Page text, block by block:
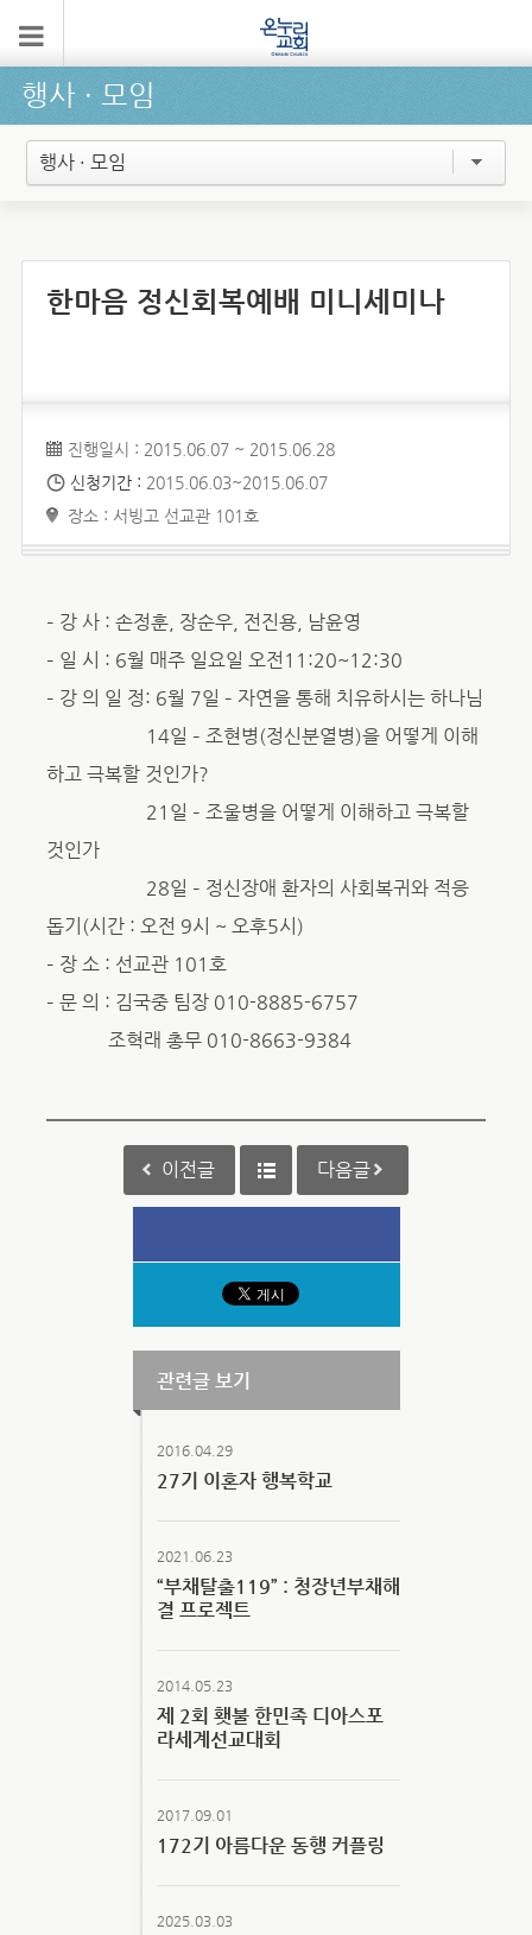
행사 ∙ 모임
행사 · 모임
한마음 정신회복예배 미니세미나
진행일시 : 2015.06.07 ~ 2015.06.28
신청기간 : 2015.06.03~2015.06.07
장소 : 서빙고 선교관 101호
– 강 사 : 손정훈, 장순우, 전진용, 남윤영
– 일 시 : 6월 매주 일요일 오전11:20~12:30
– 강 의 일 정: 6월 7일 – 자연을 통해 치유하시는 하나님
14일 – 조현병(정신분열병)을 어떻게 이해
하고 극복할 것인가?
21일 – 조울병을 어떻게 이해하고 극복할
것인가
28일 – 정신장애 환자의 사회복귀와 적응
돕기(시간 : 오전 9시 ~ 오후5시)
– 장 소 : 선교관 101호
– 문 의 : 김국중 팀장 010-8885-6757
조혁래 총무 010-8663-9384
이전글 다음글
관련글 보기
2016.04.29
27기 이혼자 행복학교
2021.06.23
“부채탈출119” : 청장년부채해
결 프로젝트
2014.05.23
제 2회 횃불 한민족 디아스포
라세계선교대회
2017.09.01
172기 아름다운 동행 커플링
2025.03.03